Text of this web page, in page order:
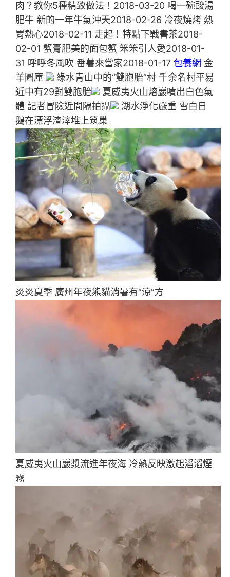
肉？教你5種精致做法！2018-03-20 喝一碗酸湯
肥牛 新的一年牛氣沖天2018-02-26 冷夜燒烤 熱
胃熱心2018-02-11 走起！特點下戰書茶2018-
02-01 蟹膏肥美的面包蟹 笨笨引人愛2018-01-
31 呼呼冬風吹 番薯來當家2018-01-17包養網 金
羊圖庫
綠水青山中的“雙胞胎”村 千余名村平易
近中有29對雙胞胎
夏威夷火山熔巖噴出白色氣
體 記者冒險近間隔拍攝
湖水淨化嚴重 雪白日
鵝在漂浮渣滓堆上筑巢
炎炎夏季 廣州年夜熊貓消暑有“涼”方
夏威夷火山巖漿流進年夜海 冷熱反映激起滔滔煙
霧